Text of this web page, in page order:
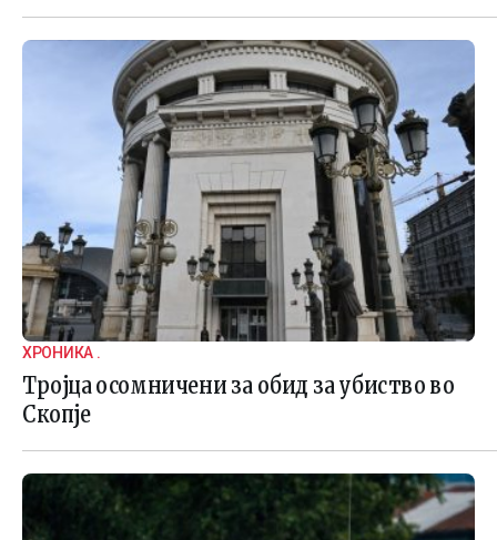
ХРОНИКА .
Тројца осомничени за обид за убиство во
Скопје